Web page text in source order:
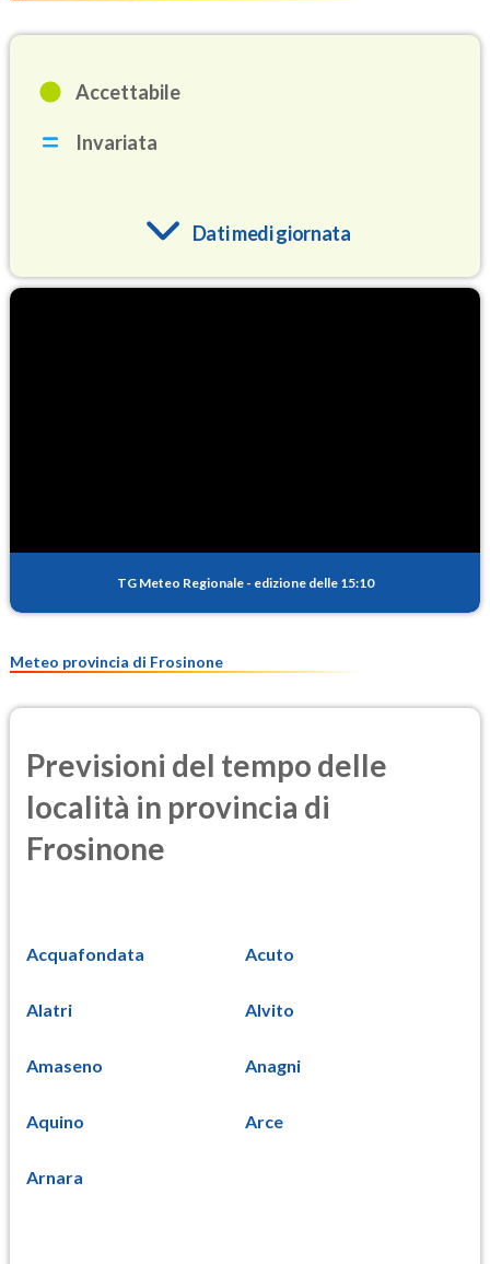
Accettabile
Invariata
Dati medi giornata
PM25
TG Meteo Regionale - edizione delle 15:10
Meteo provincia di Frosinone
Previsioni del tempo delle
località in provincia di
Frosinone
Acquafondata Acuto
Alatri Alvito
Amaseno Anagni
Aquino Arce
Arnara